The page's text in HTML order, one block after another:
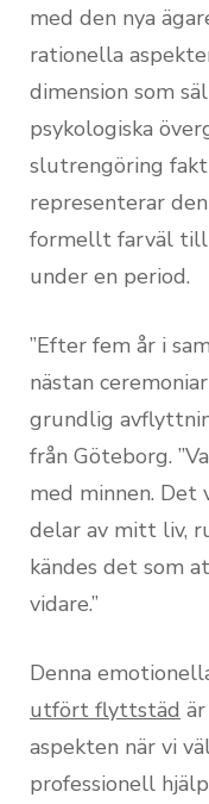
med den nya
rationella
dimension som
psykologiska
slutrengöring
representerar
formellt farväl till
under en period.
”Efter fem år i
nästan
grundlig
från Göteborg.
med minnen. Det
delar av mitt liv,
kändes det som
vidare.”
Denna
utfört flyttstäd
aspekten när vi
professionell